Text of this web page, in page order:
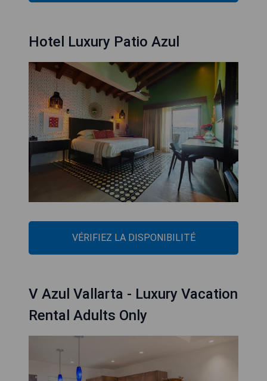
Hotel Luxury Patio Azul
VÉRIFIEZ LA DISPONIBILITÉ
V Azul Vallarta - Luxury Vacation
Rental Adults Only